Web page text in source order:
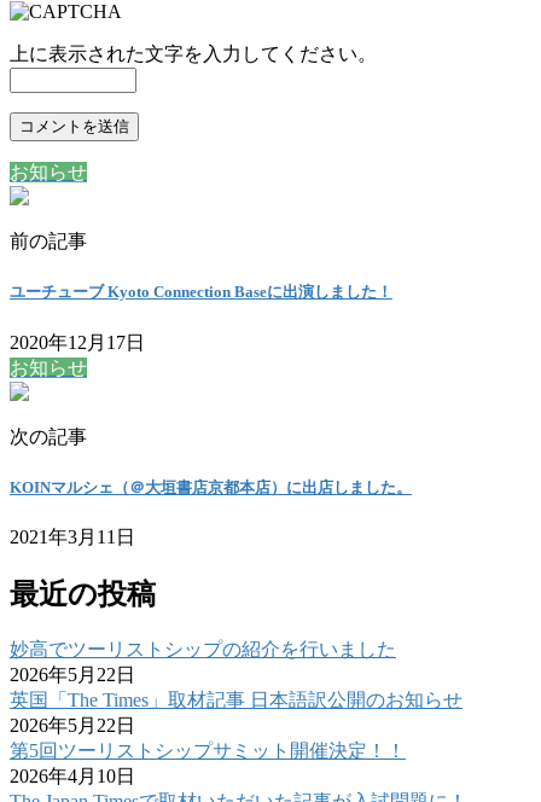
上に表示された文字を入力してください。
お知らせ
前の記事
ユーチューブ Kyoto Connection Baseに出演しました！
2020年12月17日
お知らせ
次の記事
KOINマルシェ（＠大垣書店京都本店）に出店しました。
2021年3月11日
最近の投稿
妙高でツーリストシップの紹介を行いました
2026年5月22日
英国「The Times」取材記事 日本語訳公開のお知らせ
2026年5月22日
第5回ツーリストシップサミット開催決定！！
2026年4月10日